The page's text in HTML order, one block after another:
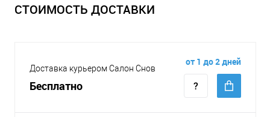
СТОИМОСТЬ ДОСТАВКИ
Доставка курьером Салон Снов
Бесплатно
от 1 до 2 дней